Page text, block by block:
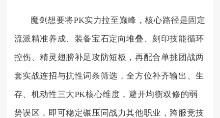
魔剑想要将PK实力拉至巅峰，核心路径是固定
流派精准养成、装备宝石定向堆叠、刻印技能循环
控伤、精灵翅膀补足攻防短板，再配合单挑团战两
套实战连招与抗性词条筛选，全方位补齐输出、生
存、机动性三大PK核心维度，避开均衡双修的弱
势误区，即可稳定碾压同战力其他职业，跨服竞技